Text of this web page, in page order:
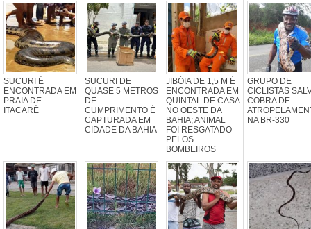
SUCURI É
ENCONTRADA EM
PRAIA DE
ITACARÉ
SUCURI DE
QUASE 5 METROS
DE
CUMPRIMENTO É
CAPTURADA EM
CIDADE DA BAHIA
JIBÓIA DE 1,5 M É
ENCONTRADA EM
QUINTAL DE CASA
NO OESTE DA
BAHIA; ANIMAL
FOI RESGATADO
PELOS
BOMBEIROS
GRUPO DE
CICLISTAS
COBRA DE
NA BR-330